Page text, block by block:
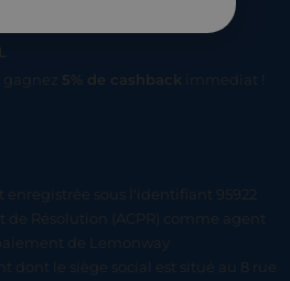
gagnez 5% de cashback immediat !
enregistrée sous l'identifiant 95922
de Résolution (ACPR) comme agent
de Lemonway
dont le siège social est situé au 8 rue